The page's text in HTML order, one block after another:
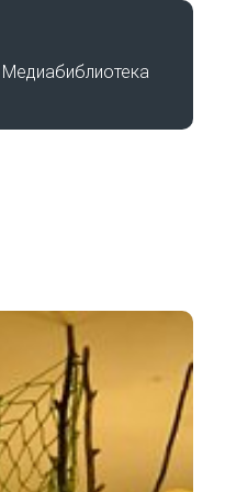
Медиабиблиотека
на
памятным
в годы
войны
Фестиваля